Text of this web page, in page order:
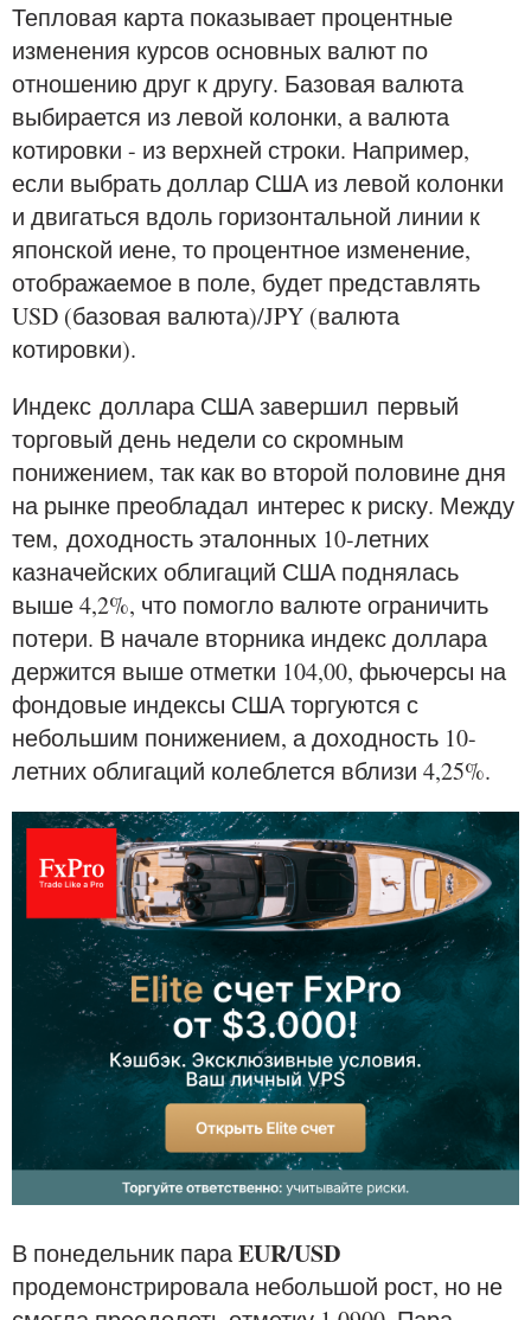
Тепловая карта показывает процентные
изменения курсов основных валют по
отношению друг к другу. Базовая валюта
выбирается из левой колонки, а валюта
котировки - из верхней строки. Например,
если выбрать доллар США из левой колонки
и двигаться вдоль горизонтальной линии к
японской иене, то процентное изменение,
отображаемое в поле, будет представлять
USD (базовая валюта)/JPY (валюта
котировки).
Индекс доллара США завершил первый
торговый день недели со скромным
понижением, так как во второй половине дня
на рынке преобладал интерес к риску. Между
тем, доходность эталонных 10-летних
казначейских облигаций США поднялась
выше 4,2%, что помогло валюте ограничить
потери. В начале вторника индекс доллара
держится выше отметки 104,00, фьючерсы на
фондовые индексы США торгуются с
небольшим понижением, а доходность 10-
летних облигаций колеблется вблизи 4,25%.
В понедельник параEUR/USD
продемонстрировала небольшой рост, но не